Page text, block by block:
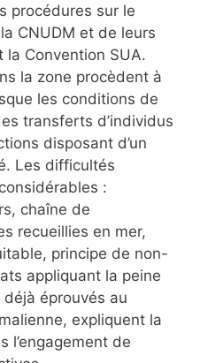
procédures sur le
CNUDM et de leurs
la Convention SUA.
la zone procèdent à
les conditions de
transferts d’individus
disposant d’un
Les difficultés
:
chaîne de
recueillies en mer,
principe de non-
appliquant la peine
éprouvés au
expliquent la
l’engagement de